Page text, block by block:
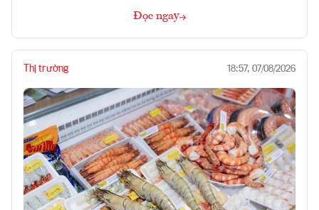
Đọc ngay
Thị trường 18:57, 07/08/2026